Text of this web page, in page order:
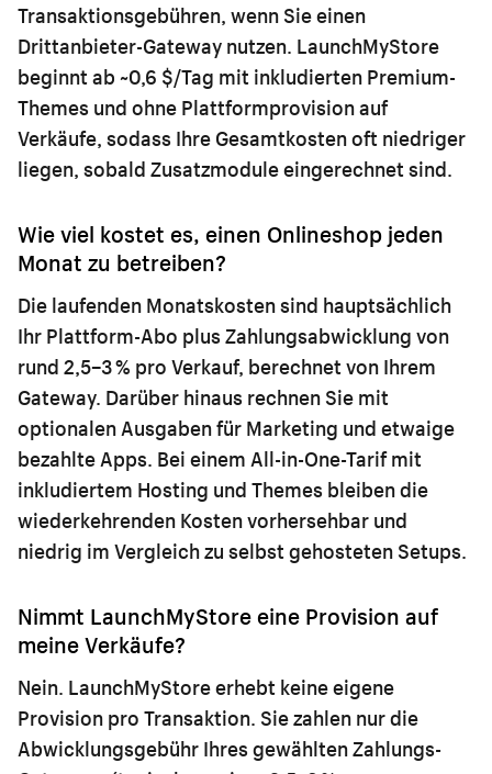
Transaktionsgebühren, wenn Sie einen
Drittanbieter-Gateway nutzen. LaunchMyStore
beginnt ab ~0,6 $/Tag mit inkludierten Premium-
Themes und ohne Plattformprovision auf
Verkäufe, sodass Ihre Gesamtkosten oft niedriger
liegen, sobald Zusatzmodule eingerechnet sind.
Wie viel kostet es, einen Onlineshop jeden
Monat zu betreiben?
Die laufenden Monatskosten sind hauptsächlich
Ihr Plattform-Abo plus Zahlungsabwicklung von
rund 2,5–3 % pro Verkauf, berechnet von Ihrem
Gateway. Darüber hinaus rechnen Sie mit
optionalen Ausgaben für Marketing und etwaige
bezahlte Apps. Bei einem All-in-One-Tarif mit
inkludiertem Hosting und Themes bleiben die
wiederkehrenden Kosten vorhersehbar und
niedrig im Vergleich zu selbst gehosteten Setups.
Nimmt LaunchMyStore eine Provision auf
meine Verkäufe?
Nein. LaunchMyStore erhebt keine eigene
Provision pro Transaktion. Sie zahlen nur die
Abwicklungsgebühr Ihres gewählten Zahlungs-